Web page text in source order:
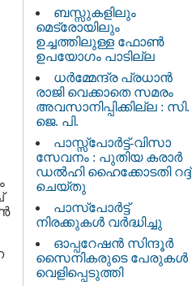
ബസ്സുകളിലും
മെട്രോയിലും
ഉച്ചത്തിലുള്ള ഫോൺ
ഉപയോഗം പാടില്ല
ധര്‍മ്മേന്ദ്ര പ്രധാൻ
രാജി വെക്കാതെ സമരം
അവസാനിപ്പിക്കില്ല : സി.
ജെ. പി.
പാസ്സ്പോർട്ട്-വിസാ
സേവനം : പുതിയ കരാർ
ഡൽഹി ഹൈക്കോടതി റദ്ദ്
ചെയ്തു
പാസ്‌പോർട്ട്
നിരക്കുകൾ വർദ്ധിച്ചു
ഓപ്പറേഷൻ സിന്ദൂർ
സൈനികരുടെ പേരുകൾ
വെളിപ്പെടുത്തി